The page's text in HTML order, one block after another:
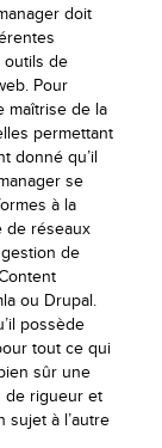
doit
outils de
Pour
maîtrise de la
permettant
donné qu’il
se
à la
de réseaux
de
ou Drupal.
possède
tout ce qui
sûr une
de rigueur et
sujet à l’autre